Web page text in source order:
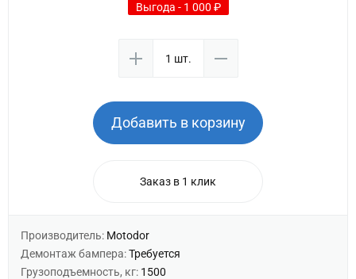
Выгода - 1 000 ₽
Добавить в корзину
Заказ в 1 клик
Производитель: Motodor
Демонтаж бампера:Требуется
Грузоподъемность, кг: 1500